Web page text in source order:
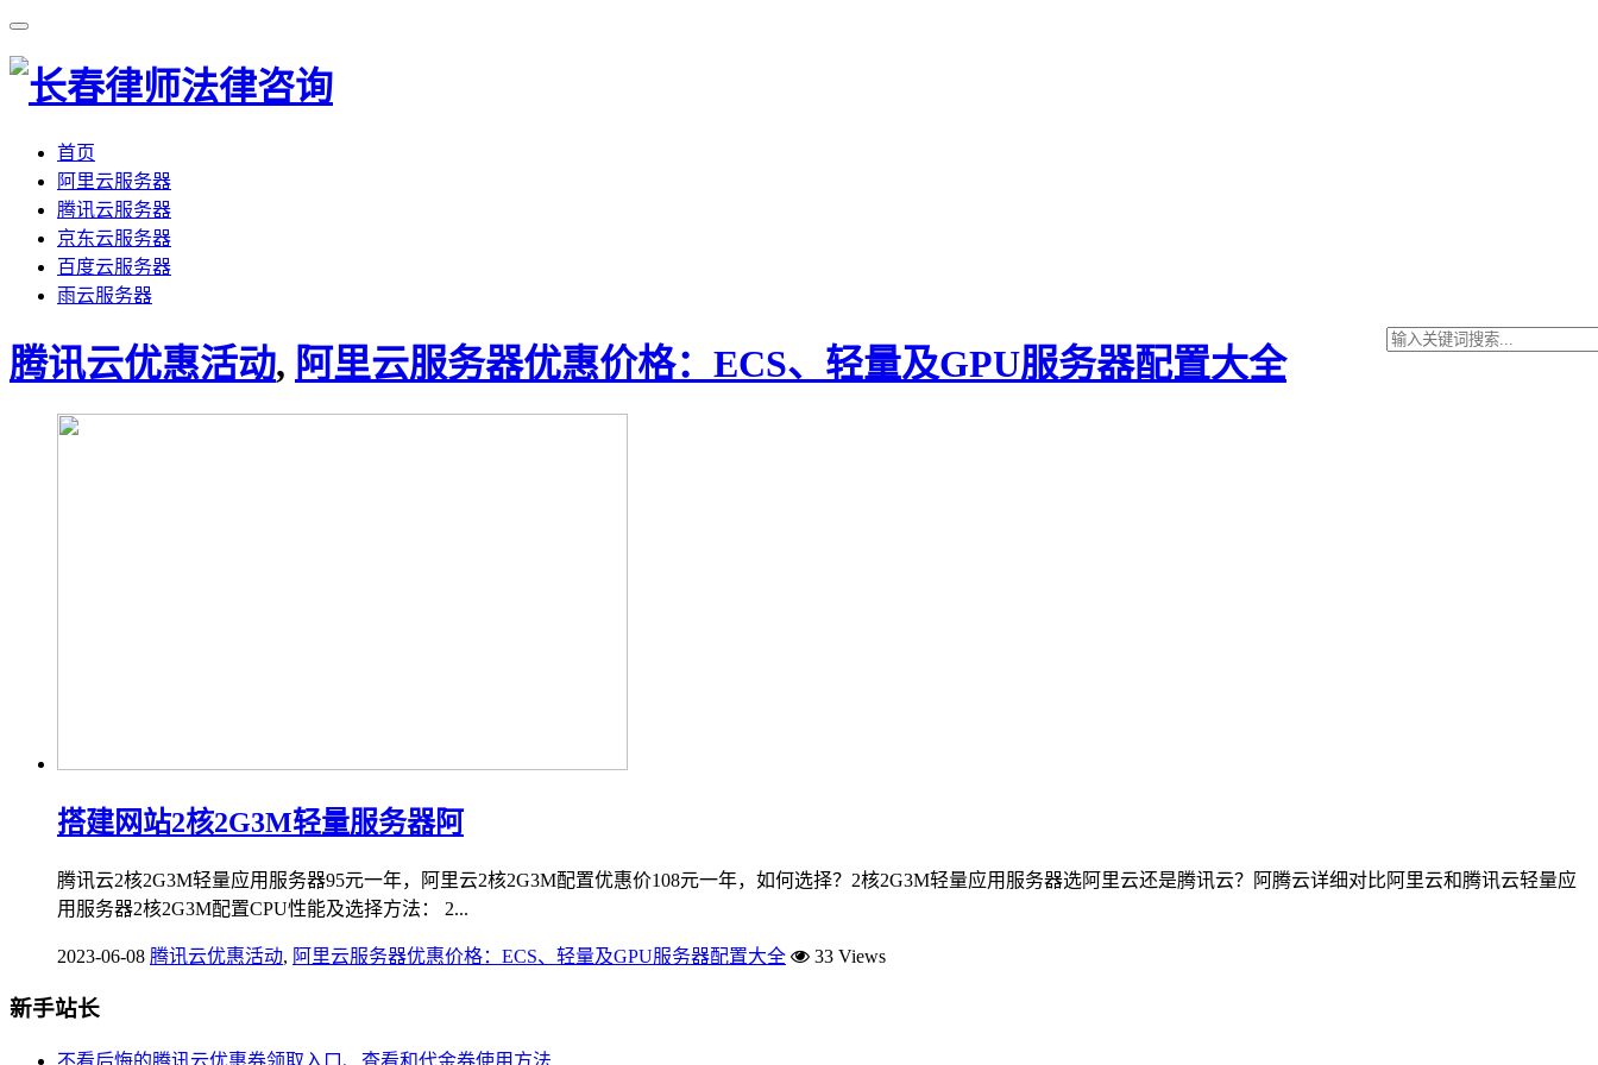
首页
阿里云服务器
腾讯云服务器
京东云服务器
百度云服务器
雨云服务器
腾讯云优惠活动, 阿里云服务器优惠价格：ECS、轻量及GPU服务器配置大全
搭建网站2核2G3M轻量服务器阿
腾讯云2核2G3M轻量应用服务器95元一年，阿里云2核2G3M配置优惠价108元一年，如何选择？2核2G3M轻量应用服务器选阿里云还是腾讯云？阿腾云详细对比阿里云和腾讯云轻量应
用服务器2核2G3M配置CPU性能及选择方法： 2...
2023-06-08 腾讯云优惠活动, 阿里云服务器优惠价格：ECS、轻量及GPU服务器配置大全 33 Views
新手站长
不看后悔的腾讯云优惠券领取入口、查看和代金券使用方法